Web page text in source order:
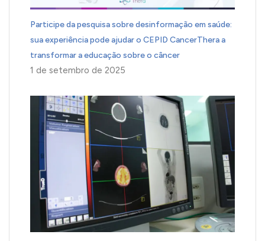
Participe da pesquisa sobre desinformação em saúde:
sua experiência pode ajudar o CEPID CancerThera a
transformar a educação sobre o câncer
1 de setembro de 2025